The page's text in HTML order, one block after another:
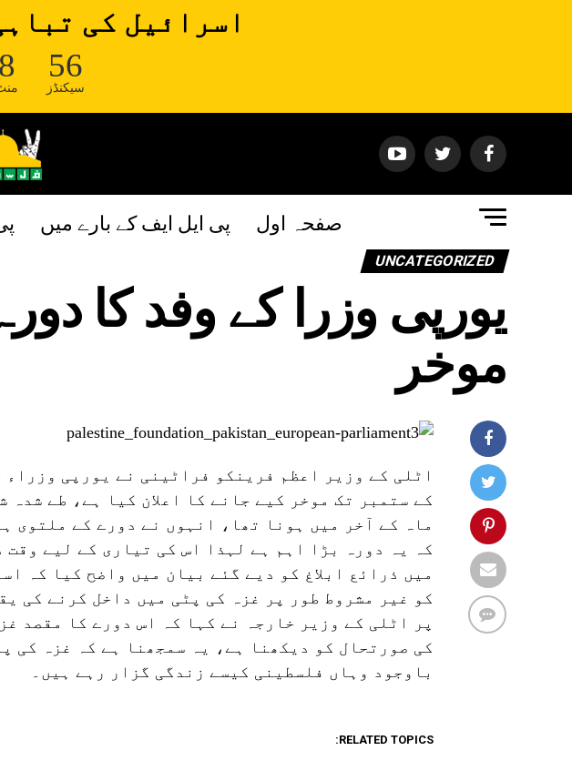
اسرائیل کی
8 56
سیکنڈز
صفحہ اول پی ایل ایف کے بارے میں
UNCATEGORIZED
یورپی وزرا کے وفد کا
موخر
اٹلی کے وزیر اعظم فرینکو فراٹینی نے یورپی
کے ستمبر تک موخر کیے جانے کا اعلان کیا ہے، طے شدہ
ماہ کے آخر میں ہونا تھا، انہوں نے دورے کے ملتوی
کہ یہ دورہ بڑا اہم ہے لہذا اس کی تیاری کے لیے وقت
میں ذرائع ابلاغ کو دیے گئے بیان میں واضح کیا کہ
کو غیر مشروط طور پر غزہ کی پٹی میں داخل کرنے کی
پر اٹلی کے وزیر خارجہ نے کہا کہ اس دورے کا مقصد
کی صورتحال کو دیکھنا ہے، یہ سمجھنا ہے کہ غزہ کی
باوجود وہاں فلسطینی کیسے زندگی گزار رہے ہیں۔
RELATED TOPICS: